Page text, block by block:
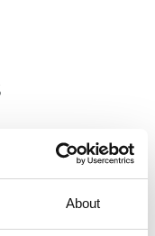
About